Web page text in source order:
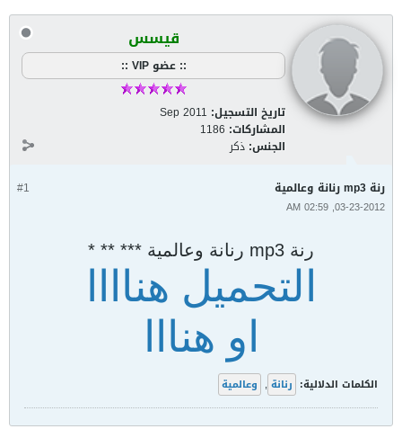
قيسس
:: عضو VIP ::
تاريخ التسجيل: Sep 2011
المشاركات: 1186
الجنس: ذكر
#1 رنة mp3 رنانة وعالمية
03-23-2012, 02:59 AM
رنة mp3 رنانة وعالمية *** ** *
التحميل هناااا
او هنااا
الكلمات الدلالية: رنانة , وعالمية